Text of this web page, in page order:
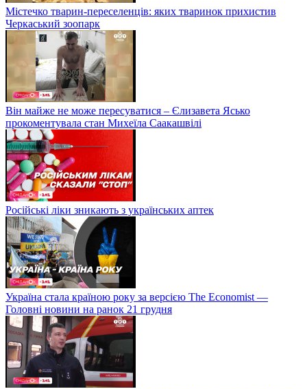
Містечко тварин-переселенців: яких тваринок прихистив
Черкаський зоопарк
Він майже не може пересуватися – Єлизавета Ясько
прокоментувала стан Михеїла Саакашвілі
Російські ліки зникають з українських аптек
Україна стала країною року за версією The Economist —
Головні новини на ранок 21 грудня